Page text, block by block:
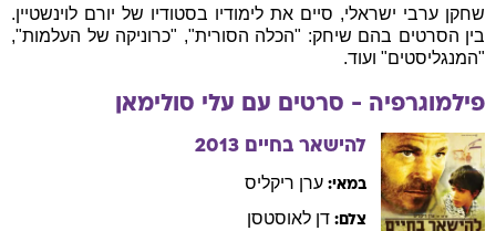
שחקן ערבי ישראלי, סיים את לימודיו בסטודיו של יורם לוינשטיין.
בין הסרטים בהם שיחק: "הכלה הסורית", "כרוניקה של העלמות",
"המנגליסטים" ועוד.
פילמוגרפיה - סרטים עם עלי סולימאן
להישאר בחיים 2013
במאי: ערן ריקליס
צלם: דן לאוסטסן